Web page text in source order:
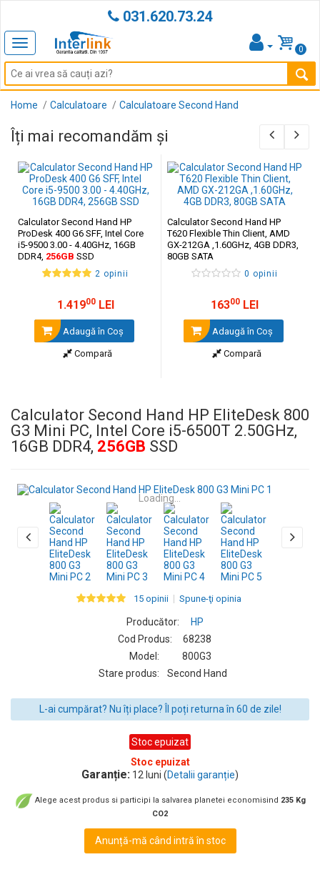
031.620.73.24
Toggle
navigation
0
Home Calculatoare Calculatoare Second Hand
Îți mai recomandăm și
Calculator Second Hand HP
ProDesk 400 G6 SFF, Intel Core
i5-9500 3.00 - 4.40GHz, 16GB
DDR4, 256GB SSD
2 opinii
1.41900LEI
Adaugă în Coş
Compară
Calculator Second Hand HP
T620 Flexible Thin Client, AMD
GX-212GA ,1.60GHz, 4GB DDR3,
80GB SATA
0 opinii
16300 LEI
Adaugă în Coş
Compară
Calculator Second Hand HP EliteDesk 800
G3 Mini PC, Intel Core i5-6500T 2.50GHz,
16GB DDR4, 256GB SSD
Loading...
15 opinii Spune-ţi opinia
Producător:
HP
Cod Produs:
68238
Model:
800G3
Stare produs:
Second Hand
L-ai cumpărat? Nu îți place? Îl poți returna în 60 de zile!
Stoc epuizat
Stoc epuizat
Garanție: 12 luni (Detalii garanție)
Alege acest produs si participi la salvarea planetei economisind 235 Kg
CO2
Anunță-mă când intră în stoc